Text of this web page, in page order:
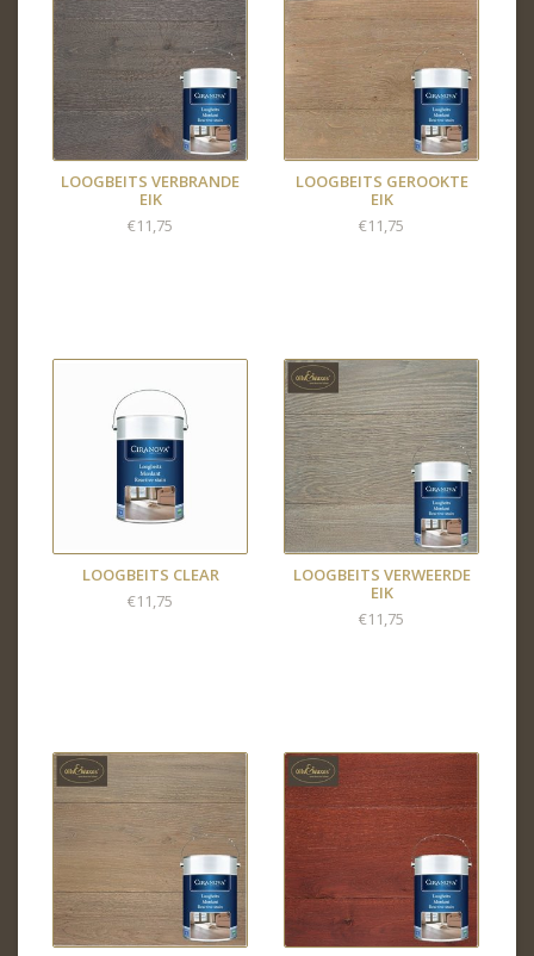
LOOGBEITS VERBRANDE
EIK
€11,75
LOOGBEITS GEROOKTE
EIK
€11,75
LOOGBEITS CLEAR
€11,75
LOOGBEITS VERWEERDE
EIK
€11,75